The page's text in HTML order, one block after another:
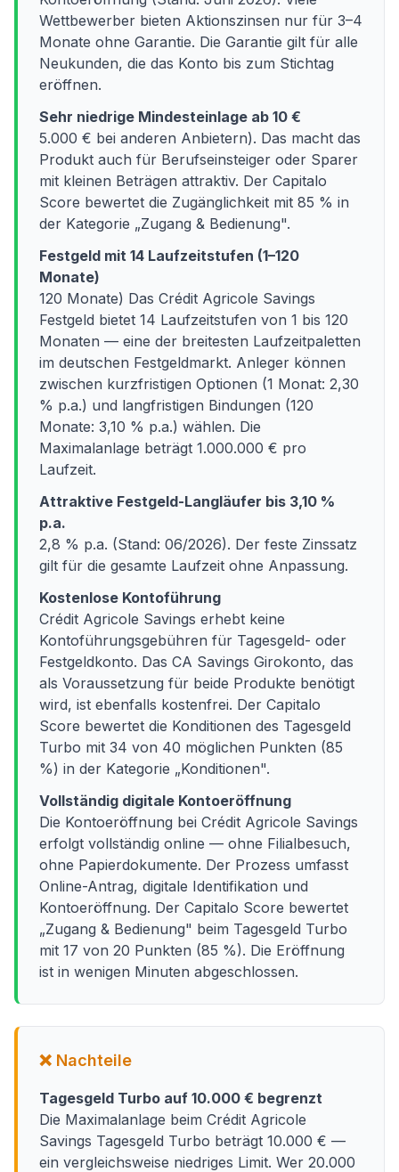
Wettbewerber bieten Aktionszinsen nur für 3–4
Monate ohne Garantie. Die Garantie gilt für alle
Neukunden, die das Konto bis zum Stichtag
eröffnen.
Sehr niedrige Mindesteinlage ab 10 €
5.000 € bei anderen Anbietern). Das macht das
Produkt auch für Berufseinsteiger oder Sparer
mit kleinen Beträgen attraktiv. Der Capitalo
Score bewertet die Zugänglichkeit mit 85 % in
der Kategorie „Zugang & Bedienung".
Festgeld mit 14 Laufzeitstufen (1–120
Monate)
120 Monate) Das Crédit Agricole Savings
Festgeld bietet 14 Laufzeitstufen von 1 bis 120
Monaten — eine der breitesten Laufzeitpaletten
im deutschen Festgeldmarkt. Anleger können
zwischen kurzfristigen Optionen (1 Monat: 2,30
% p.a.) und langfristigen Bindungen (120
Monate: 3,10 % p.a.) wählen. Die
Maximalanlage beträgt 1.000.000 € pro
Laufzeit.
Attraktive Festgeld-Langläufer bis 3,10 %
p.a.
2,8 % p.a. (Stand: 06/2026). Der feste Zinssatz
gilt für die gesamte Laufzeit ohne Anpassung.
Kostenlose Kontoführung
Crédit Agricole Savings erhebt keine
Kontoführungsgebühren für Tagesgeld- oder
Festgeldkonto. Das CA Savings Girokonto, das
als Voraussetzung für beide Produkte benötigt
wird, ist ebenfalls kostenfrei. Der Capitalo
Score bewertet die Konditionen des Tagesgeld
Turbo mit 34 von 40 möglichen Punkten (85
%) in der Kategorie „Konditionen".
Vollständig digitale Kontoeröffnung
Die Kontoeröffnung bei Crédit Agricole Savings
erfolgt vollständig online — ohne Filialbesuch,
ohne Papierdokumente. Der Prozess umfasst
Online-Antrag, digitale Identifikation und
Kontoeröffnung. Der Capitalo Score bewertet
„Zugang & Bedienung" beim Tagesgeld Turbo
mit 17 von 20 Punkten (85 %). Die Eröffnung
ist in wenigen Minuten abgeschlossen.
❌ Nachteile
Tagesgeld Turbo auf 10.000 € begrenzt
Die Maximalanlage beim Crédit Agricole
Savings Tagesgeld Turbo beträgt 10.000 € —
ein vergleichsweise niedriges Limit. Wer 20.000